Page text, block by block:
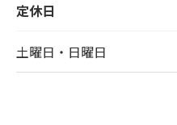
定休日
土曜日・日曜日